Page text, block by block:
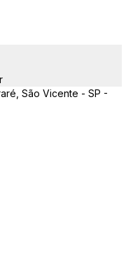
para responder-lhe
terrenos,
São Vicente - SP -